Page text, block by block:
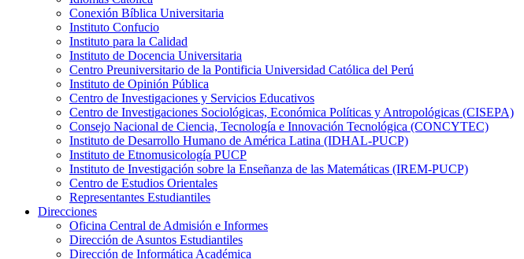
Conexión Bíblica Universitaria
Instituto Confucio
Instituto para la Calidad
Instituto de Docencia Universitaria
Centro Preuniversitario de la Pontificia Universidad Católica del Perú
Instituto de Opinión Pública
Centro de Investigaciones y Servicios Educativos
Centro de Investigaciones Sociológicas, Económica Políticas y Antropológicas (CISEPA)
Consejo Nacional de Ciencia, Tecnología e Innovación Tecnológica (CONCYTEC)
Instituto de Desarrollo Humano de América Latina (IDHAL-PUCP)
Instituto de Etnomusicología PUCP
Instituto de Investigación sobre la Enseñanza de las Matemáticas (IREM-PUCP)
Centro de Estudios Orientales
Representantes Estudiantiles
Direcciones
Oficina Central de Admisión e Informes
Dirección de Asuntos Estudiantiles
Dirección de Informática Académica